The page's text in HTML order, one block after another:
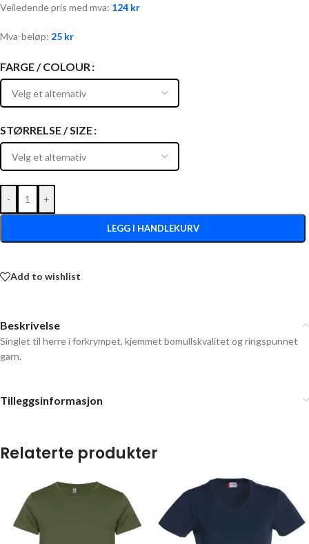
Veiledende pris med mva: 124 kr
Mva-beløp: 25 kr
FARGE / COLOUR
STØRRELSE / SIZE
- +
LEGG I HANDLEKURV
Add to wishlist
Beskrivelse
Singlet til herre i forkrympet, kjemmet bomullskvalitet og ringspunnet
garn.
Tilleggsinformasjon
Relaterte produkter